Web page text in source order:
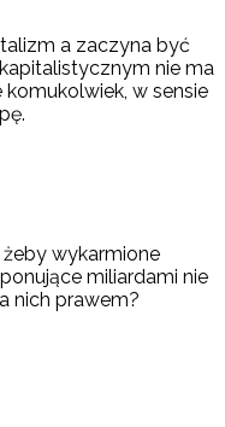
a zaczyna być
nie ma
w sensie
wykarmione
miliardami nie
nich prawem?